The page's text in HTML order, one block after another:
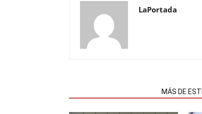
LaPortada
MÁS DE